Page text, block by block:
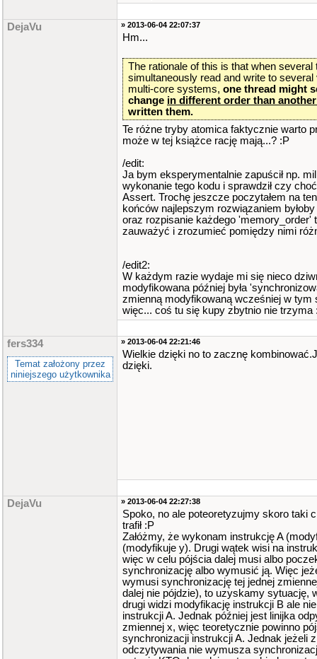
DejaVu » 2013-06-04 22:07:37
Hm...
The rationale of this is that when several
simultaneously read and write to several
multi-core systems, one thread might
change in different order than
written them.
Te różne tryby atomica faktycznie warto
może w tej książce rację mają...? :P
/edit:
Ja bym eksperymentalnie zapuścił np.
wykonanie tego kodu i sprawdził czy
Assert. Trochę jeszcze poczytałem na
końców najlepszym rozwiązaniem
oraz rozpisanie każdego 'memory_order'
zauważyć i zrozumieć pomiędzy nimi
/edit2:
W każdym razie wydaje mi się nieco
modyfikowana później była
zmienną modyfikowaną wcześniej w tym
więc... coś tu się kupy zbytnio nie trzyma
fers334
Temat założony przez
niniejszego użytkownika
» 2013-06-04 22:21:46
Wielkie dzięki no to zacznę
dzięki.
DejaVu » 2013-06-04 22:27:38
Spoko, no ale poteoretyzujmy skoro taki
trafił :P
Załóżmy, że wykonam instrukcję A
(modyfikuje y). Drugi wątek wisi na
więc w celu pójścia dalej musi albo
synchronizację albo wymusić ją. Więc
wymusi synchronizację tej jednej
dalej nie pójdzie), to uzyskamy sytuację,
drugi widzi modyfikację instrukcji B ale
instrukcji A. Jednak później jest linijka
zmiennej x, więc teoretycznie powinno
synchronizacji instrukcji A. Jednak jeżeli
odczytywania nie wymusza